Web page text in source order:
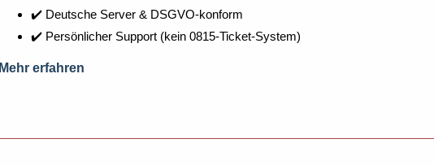
✔️ Deutsche Server & DSGVO-konform
✔️ Persönlicher Support (kein 0815-Ticket-System)
Mehr erfahren